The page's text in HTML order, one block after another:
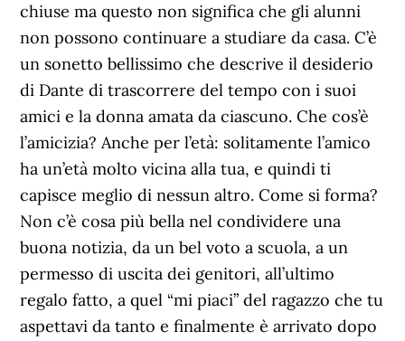
chiuse ma questo non significa che gli alunni
non possono continuare a studiare da casa. C’è
un sonetto bellissimo che descrive il desiderio
di Dante di trascorrere del tempo con i suoi
amici e la donna amata da ciascuno. Che cos’è
l’amicizia? Anche per l’età: solitamente l’amico
ha un’età molto vicina alla tua, e quindi ti
capisce meglio di nessun altro. Come si forma?
Non c’è cosa più bella nel condividere una
buona notizia, da un bel voto a scuola, a un
permesso di uscita dei genitori, all’ultimo
regalo fatto, a quel “mi piaci” del ragazzo che tu
aspettavi da tanto e finalmente è arrivato dopo